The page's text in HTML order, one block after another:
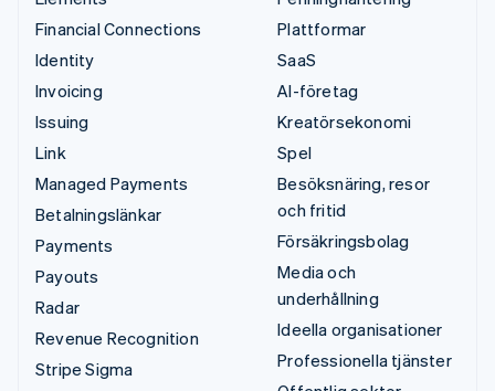
Financial Connections
Identity
Invoicing
Issuing
Link
Managed Payments
Betalningslänkar
Payments
Payouts
Radar
Revenue Recognition
Stripe Sigma
Plattformar
SaaS
AI-företag
Kreatörsekonomi
Spel
Besöksnäring, resor
och fritid
Försäkringsbolag
Media och
underhållning
Ideella organisationer
Professionella tjänster